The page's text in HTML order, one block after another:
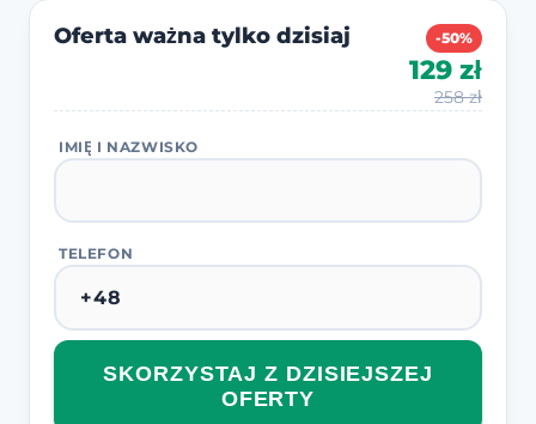
Oferta ważna tylko dzisiaj -50%
129 zł
258 zł
IMIĘ I NAZWISKO
TELEFON
SKORZYSTAJ Z DZISIEJSZEJ
OFERTY